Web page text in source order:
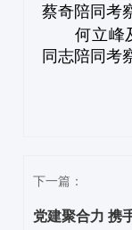
蔡奇陪同考
何立峰
同志陪同考
下一篇：
党建聚合力 携